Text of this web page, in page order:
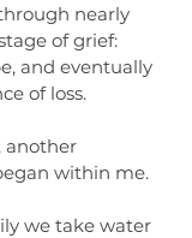
nearly
of grief:
and eventually
of loss.
another
within me.
we take water